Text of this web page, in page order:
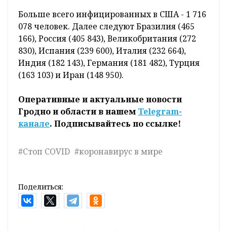
Больше всего инфицированных в США - 1 716
078 человек. Далее следуют Бразилия (465
166), Россия (405 843), Великобритания (272
830), Испания (239 600), Италия (232 664),
Индия (182 143), Германия (181 482), Турция
(163 103) и Иран (148 950).
Оперативные и актуальные новости
Гродно и области в нашем Telegram-
канале. Подписывайтесь по ссылке!
#Стоп COVID #коронавирус в мире
Поделиться: